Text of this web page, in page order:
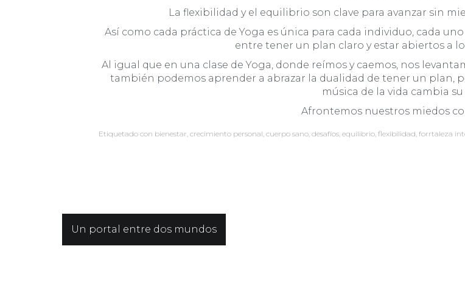
La flexibilidad y el equilibrio son clave para avanzar sin
Así como cada práctica de Yoga es única para cada individuo, cada
entre tener un plan claro y estar abiertos a
Al igual que en una clase de Yoga, donde reímos y caemos, nos
también podemos aprender a abrazar la dualidad de tener un plan,
música de la vida cambia
Afrontemos nuestros miedos
Etiquetado con bienestar, crecimiento personal, cuerpo sano, desafíos, equilibrio, flexibilidad, forrtaleza
Navegación
Un portal entre dos mundos